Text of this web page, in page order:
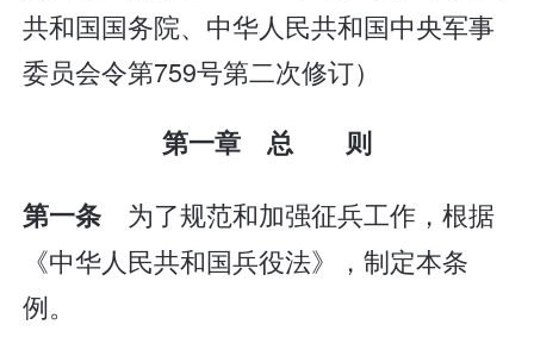
共和国国务院、中华人民共和国中央军事
委员会令第759号第二次修订）
第一章 总 则
第一条 为了规范和加强征兵工作，根据
《中华人民共和国兵役法》，制定本条
例。